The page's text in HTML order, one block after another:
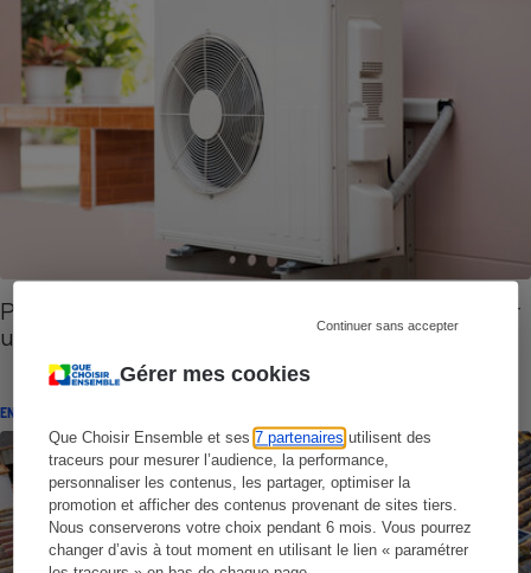
Gérer mes cookies
Que Choisir Ensemble et ses7 partenaires utilisent des
traceurs pour mesurer l’audience, la performance,
personnaliser les contenus, les partager, optimiser la
promotion et afficher des contenus provenant de sites tiers.
Nous conserverons votre choix pendant 6 mois. Vous pourrez
changer d’avis à tout moment en utilisant le lien « paramétrer
Continuer sans accepter
Pompes à chaleur air-eau - Comment bien choisir
une PAC air-eau
ENQUÊTE